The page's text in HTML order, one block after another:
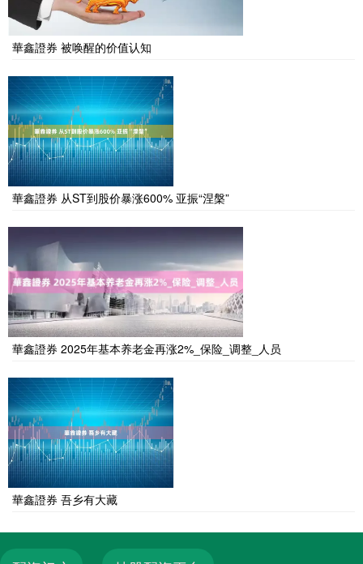
華鑫證券 被唤醒的价值认知
華鑫證券 从ST到股价暴涨600% 亚振“涅槃”
華鑫證券 2025年基本养老金再涨2%_保险_调整_人员
華鑫證券 吾乡有大藏